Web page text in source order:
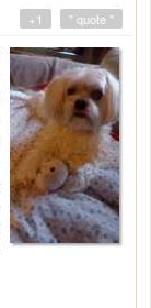
" quote "
+1